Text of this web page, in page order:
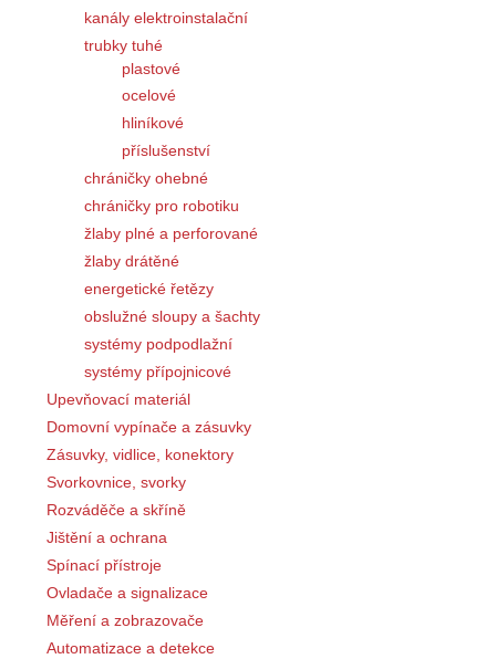
kanály elektroinstalační
trubky tuhé
plastové
ocelové
hliníkové
příslušenství
chráničky ohebné
chráničky pro robotiku
žlaby plné a perforované
žlaby drátěné
energetické řetězy
obslužné sloupy a šachty
systémy podpodlažní
systémy přípojnicové
Upevňovací materiál
Domovní vypínače a zásuvky
Zásuvky, vidlice, konektory
Svorkovnice, svorky
Rozváděče a skříně
Jištění a ochrana
Spínací přístroje
Ovladače a signalizace
Měření a zobrazovače
Automatizace a detekce